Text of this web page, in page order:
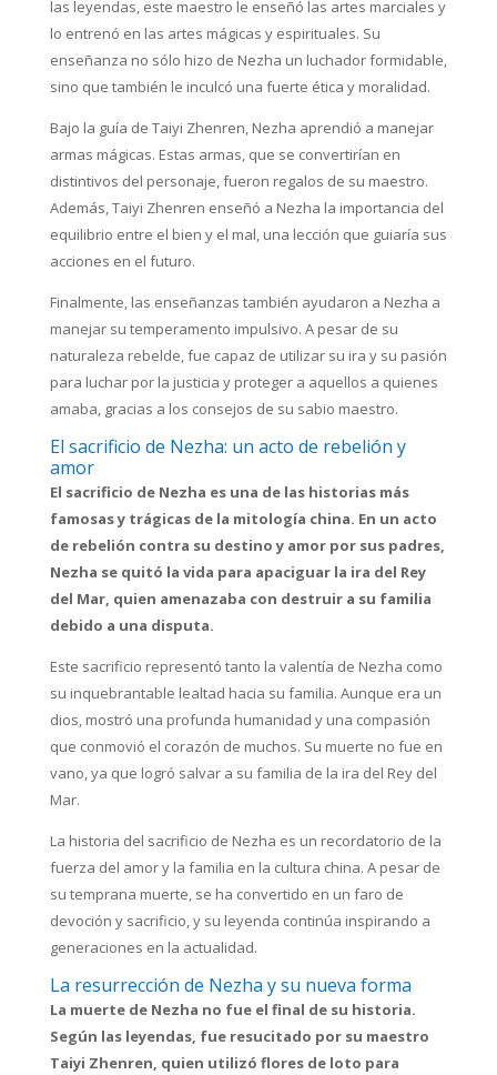
las leyendas, este maestro le enseñó las artes marciales y
lo entrenó en las artes mágicas y espirituales. Su
enseñanza no sólo hizo de Nezha un luchador formidable,
sino que también le inculcó una fuerte ética y moralidad.
Bajo la guía de Taiyi Zhenren, Nezha aprendió a manejar
armas mágicas. Estas armas, que se convertirían en
distintivos del personaje, fueron regalos de su maestro.
Además, Taiyi Zhenren enseñó a Nezha la importancia del
equilibrio entre el bien y el mal, una lección que guiaría sus
acciones en el futuro.
Finalmente, las enseñanzas también ayudaron a Nezha a
manejar su temperamento impulsivo. A pesar de su
naturaleza rebelde, fue capaz de utilizar su ira y su pasión
para luchar por la justicia y proteger a aquellos a quienes
amaba, gracias a los consejos de su sabio maestro.
El sacrificio de Nezha: un acto de rebelión y
amor
El sacrificio de Nezha es una de las historias más
famosas y trágicas de la mitología china. En un acto
de rebelión contra su destino y amor por sus padres,
Nezha se quitó la vida para apaciguar la ira del Rey
del Mar, quien amenazaba con destruir a su familia
debido a una disputa.
Este sacrificio representó tanto la valentía de Nezha como
su inquebrantable lealtad hacia su familia. Aunque era un
dios, mostró una profunda humanidad y una compasión
que conmovió el corazón de muchos. Su muerte no fue en
vano, ya que logró salvar a su familia de la ira del Rey del
Mar.
La historia del sacrificio de Nezha es un recordatorio de la
fuerza del amor y la familia en la cultura china. A pesar de
su temprana muerte, se ha convertido en un faro de
devoción y sacrificio, y su leyenda continúa inspirando a
generaciones en la actualidad.
La resurrección de Nezha y su nueva forma
La muerte de Nezha no fue el final de su historia.
Según las leyendas, fue resucitado por su maestro
Taiyi Zhenren, quien utilizó flores de loto para